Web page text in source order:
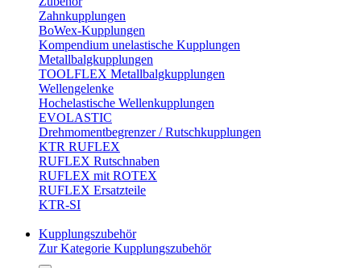
Zahnkupplungen
BoWex-Kupplungen
Kompendium unelastische Kupplungen
Metallbalgkupplungen
TOOLFLEX Metallbalgkupplungen
Wellengelenke
Hochelastische Wellenkupplungen
EVOLASTIC
Drehmomentbegrenzer / Rutschkupplungen
KTR RUFLEX
RUFLEX Rutschnaben
RUFLEX mit ROTEX
RUFLEX Ersatzteile
KTR-SI
Kupplungszubehör
Zur Kategorie Kupplungszubehör